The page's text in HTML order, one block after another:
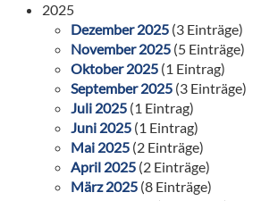
2025
Dezember 2025 (3 Einträge)
November 2025 (5 Einträge)
Oktober 2025 (1 Eintrag)
September 2025 (3 Einträge)
Juli 2025 (1 Eintrag)
Juni 2025 (1 Eintrag)
Mai 2025 (2 Einträge)
April 2025 (2 Einträge)
März 2025 (8 Einträge)